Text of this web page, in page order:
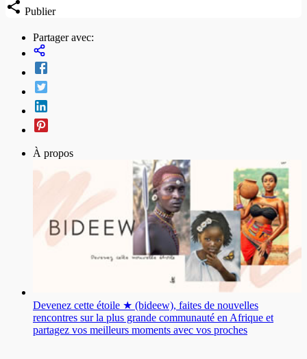
Publier
Partager avec:
À propos
Devenez cette étoile ★ (bideew), faites de nouvelles
rencontres sur la plus grande communauté en Afrique et
partagez vos meilleurs moments avec vos proches